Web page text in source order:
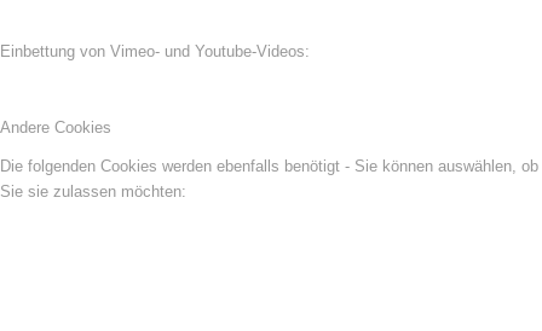
Einbettung von Vimeo- und Youtube-Videos:
Andere Cookies
Die folgenden Cookies werden ebenfalls benötigt - Sie können auswählen, ob
Sie sie zulassen möchten: